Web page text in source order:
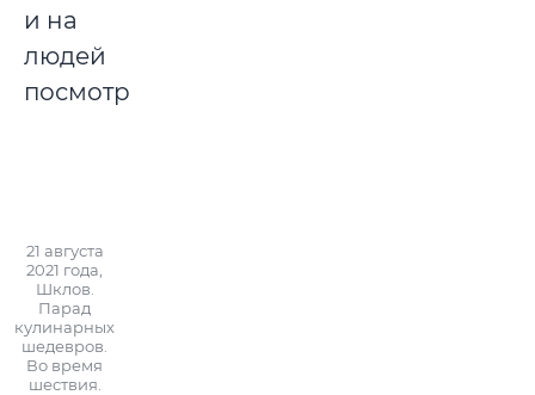
и на
людей
посмотреть.
21 августа
2021 года,
Шклов.
Парад
кулинарных
шедевров.
Во время
шествия.